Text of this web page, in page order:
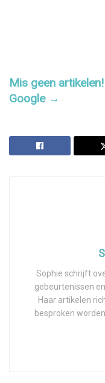
Mis geen
Google →
Sophie schrijft
gebeurtenissen
Haar artikelen
besproken